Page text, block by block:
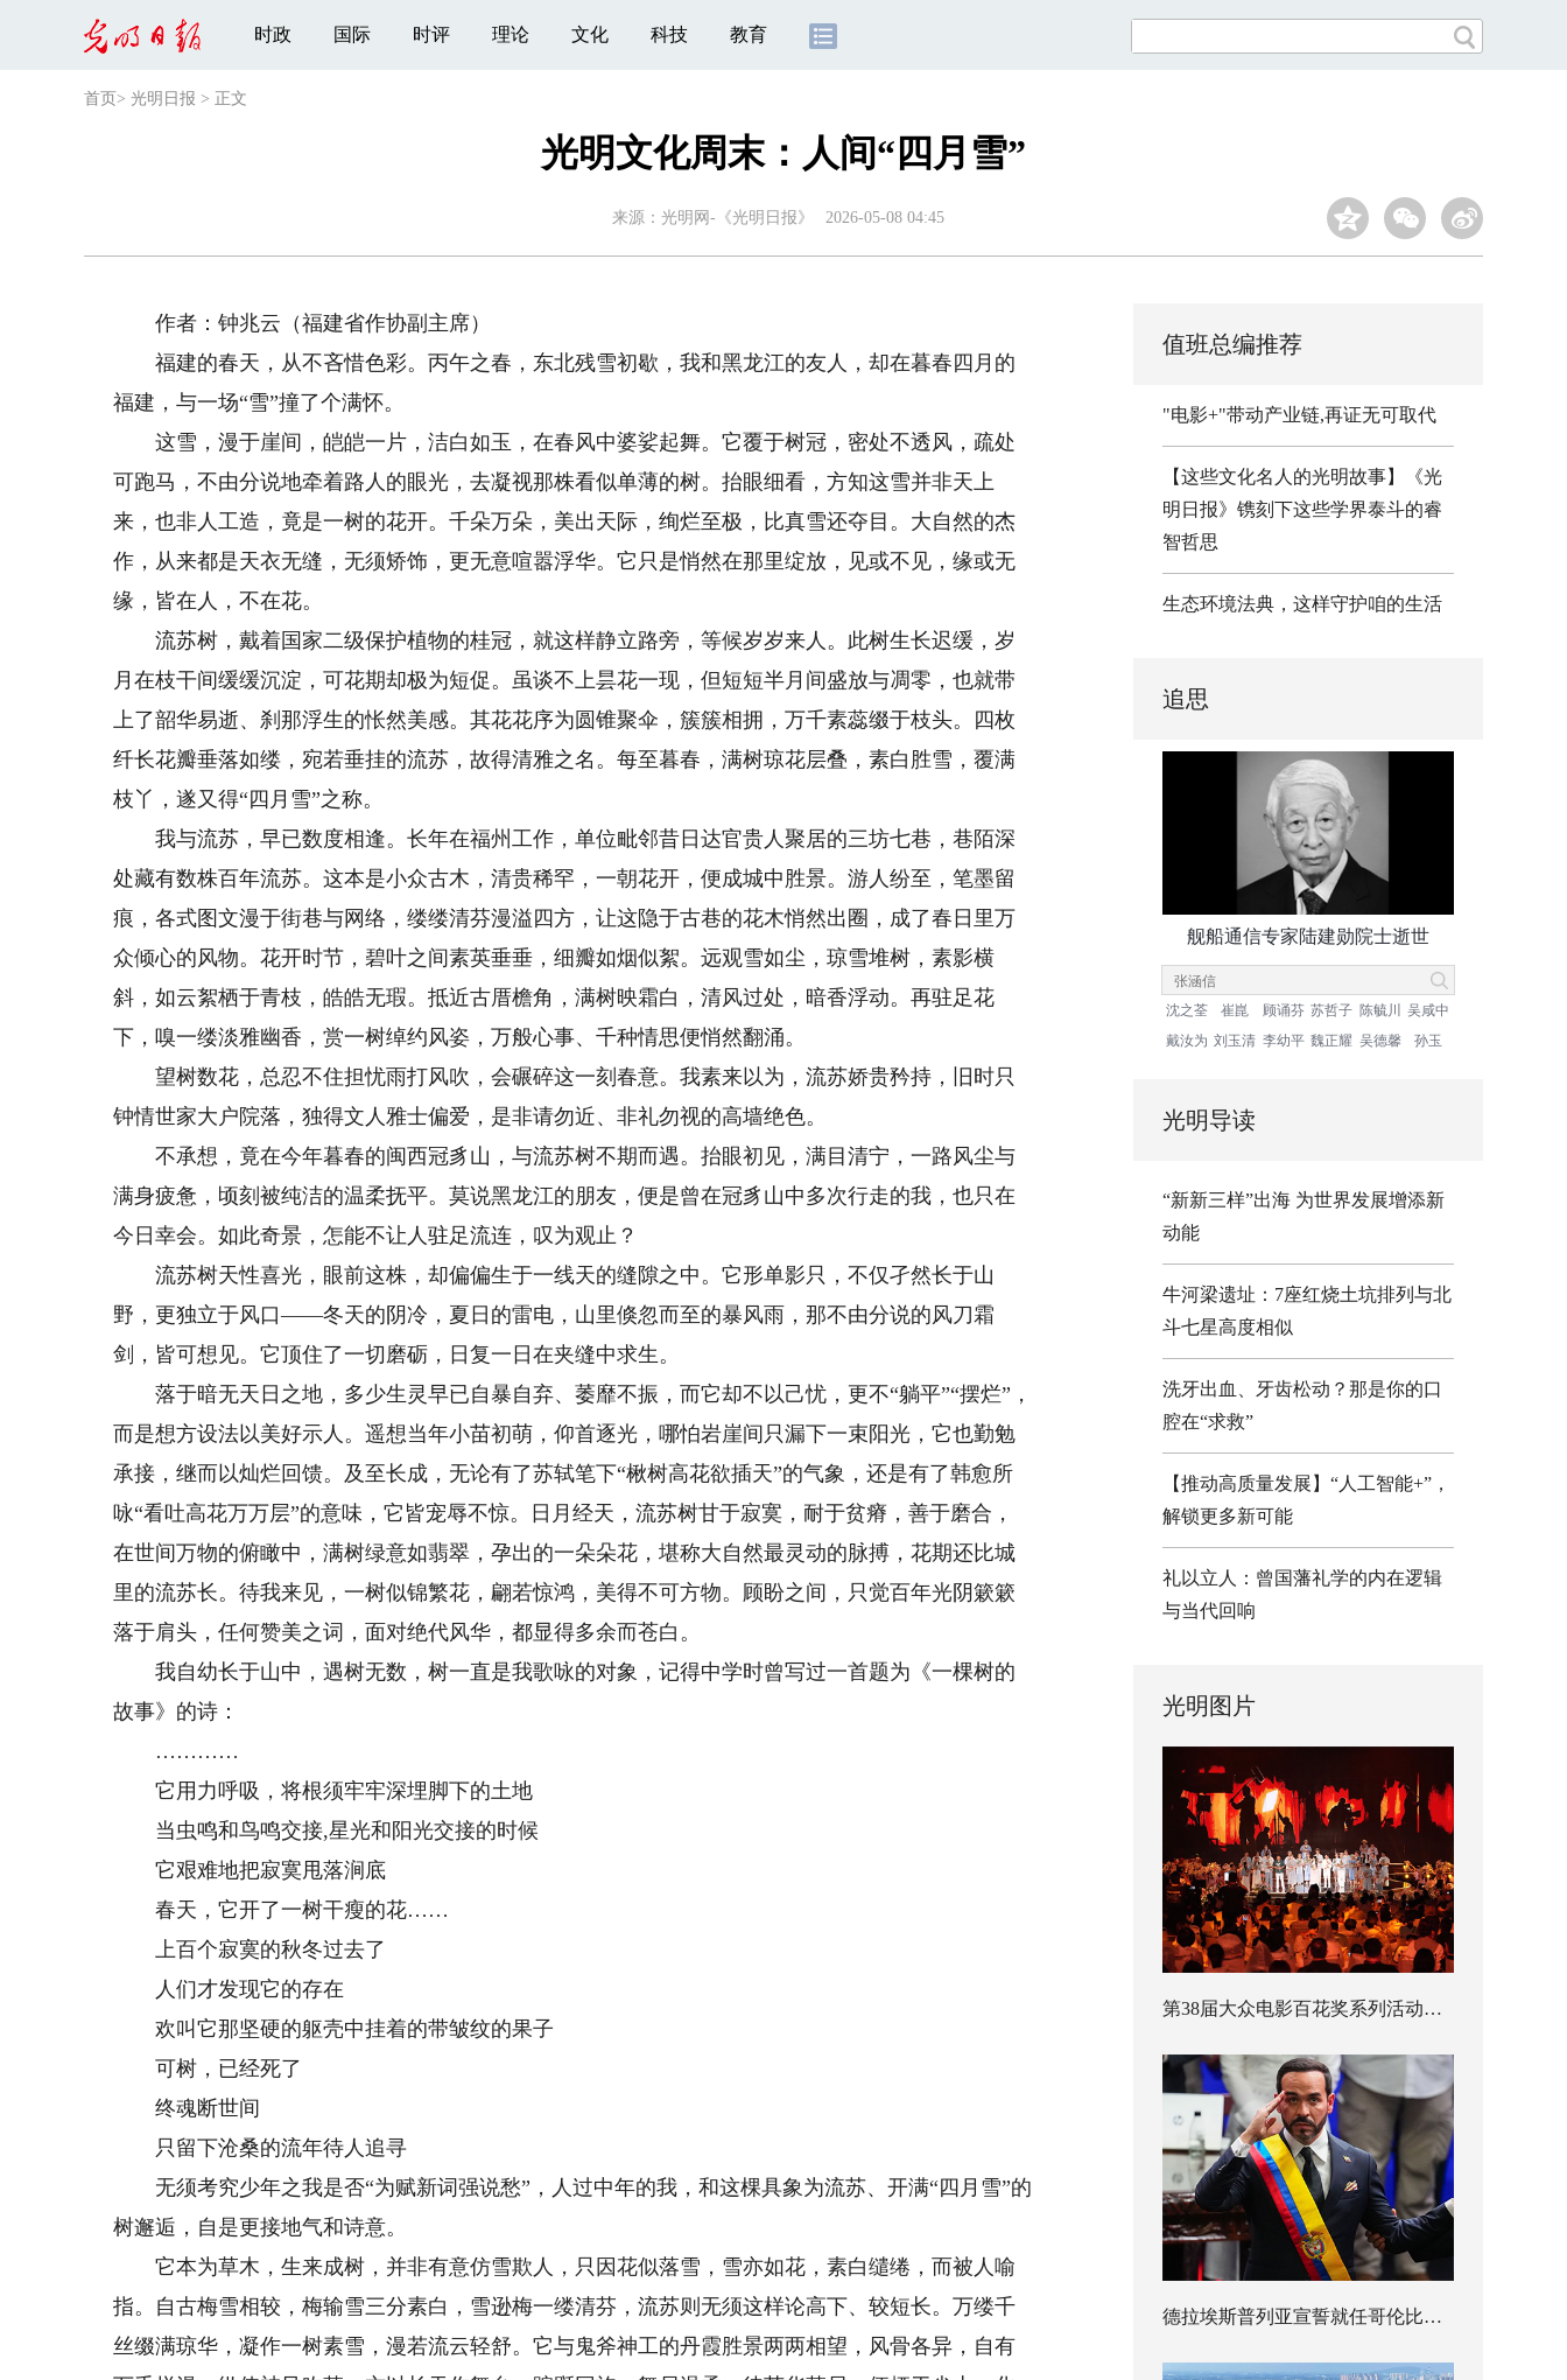
时政 国际 时评 理论 文化 科技 教育
首页 > 光明日报 > 正文
光明文化周末：人间“四月雪”
来源： 光明网-《光明日报》 2026-05-08 04:45
作者：钟兆云（福建省作协副主席）
福建的春天，从不吝惜色彩。丙午之春，东北残雪初歇，我和黑龙江的友人，却在暮春四月的
福建，与一场“雪”撞了个满怀。
这雪，漫于崖间，皑皑一片，洁白如玉，在春风中婆娑起舞。它覆于树冠，密处不透风，疏处
可跑马，不由分说地牵着路人的眼光，去凝视那株看似单薄的树。抬眼细看，方知这雪并非天上
来，也非人工造，竟是一树的花开。千朵万朵，美出天际，绚烂至极，比真雪还夺目。大自然的杰
作，从来都是天衣无缝，无须矫饰，更无意喧嚣浮华。它只是悄然在那里绽放，见或不见，缘或无
缘，皆在人，不在花。
流苏树，戴着国家二级保护植物的桂冠，就这样静立路旁，等候岁岁来人。此树生长迟缓，岁
月在枝干间缓缓沉淀，可花期却极为短促。虽谈不上昙花一现，但短短半月间盛放与凋零，也就带
上了韶华易逝、刹那浮生的怅然美感。其花花序为圆锥聚伞，簇簇相拥，万千素蕊缀于枝头。四枚
纤长花瓣垂落如缕，宛若垂挂的流苏，故得清雅之名。每至暮春，满树琼花层叠，素白胜雪，覆满
枝丫，遂又得“四月雪”之称。
我与流苏，早已数度相逢。长年在福州工作，单位毗邻昔日达官贵人聚居的三坊七巷，巷陌深
处藏有数株百年流苏。这本是小众古木，清贵稀罕，一朝花开，便成城中胜景。游人纷至，笔墨留
痕，各式图文漫于街巷与网络，缕缕清芬漫溢四方，让这隐于古巷的花木悄然出圈，成了春日里万
众倾心的风物。花开时节，碧叶之间素英垂垂，细瓣如烟似絮。远观雪如尘，琼雪堆树，素影横
斜，如云絮栖于青枝，皓皓无瑕。抵近古厝檐角，满树映霜白，清风过处，暗香浮动。再驻足花
下，嗅一缕淡雅幽香，赏一树绰约风姿，万般心事、千种情思便悄然翻涌。
望树数花，总忍不住担忧雨打风吹，会碾碎这一刻春意。我素来以为，流苏娇贵矜持，旧时只
钟情世家大户院落，独得文人雅士偏爱，是非请勿近、非礼勿视的高墙绝色。
不承想，竟在今年暮春的闽西冠豸山，与流苏树不期而遇。抬眼初见，满目清宁，一路风尘与
满身疲惫，顷刻被纯洁的温柔抚平。莫说黑龙江的朋友，便是曾在冠豸山中多次行走的我，也只在
今日幸会。如此奇景，怎能不让人驻足流连，叹为观止？
流苏树天性喜光，眼前这株，却偏偏生于一线天的缝隙之中。它形单影只，不仅孑然长于山
野，更独立于风口——冬天的阴冷，夏日的雷电，山里倏忽而至的暴风雨，那不由分说的风刀霜
剑，皆可想见。它顶住了一切磨砺，日复一日在夹缝中求生。
落于暗无天日之地，多少生灵早已自暴自弃、萎靡不振，而它却不以己忧，更不“躺平”“摆烂”，
而是想方设法以美好示人。遥想当年小苗初萌，仰首逐光，哪怕岩崖间只漏下一束阳光，它也勤勉
承接，继而以灿烂回馈。及至长成，无论有了苏轼笔下“楸树高花欲插天”的气象，还是有了韩愈所
咏“看吐高花万万层”的意味，它皆宠辱不惊。日月经天，流苏树甘于寂寞，耐于贫瘠，善于磨合，
在世间万物的俯瞰中，满树绿意如翡翠，孕出的一朵朵花，堪称大自然最灵动的脉搏，花期还比城
里的流苏长。待我来见，一树似锦繁花，翩若惊鸿，美得不可方物。顾盼之间，只觉百年光阴簌簌
落于肩头，任何赞美之词，面对绝代风华，都显得多余而苍白。
我自幼长于山中，遇树无数，树一直是我歌咏的对象，记得中学时曾写过一首题为《一棵树的
故事》的诗：
…………
它用力呼吸，将根须牢牢深埋脚下的土地
当虫鸣和鸟鸣交接,星光和阳光交接的时候
它艰难地把寂寞甩落涧底
春天，它开了一树干瘦的花……
上百个寂寞的秋冬过去了
人们才发现它的存在
欢叫它那坚硬的躯壳中挂着的带皱纹的果子
可树，已经死了
终魂断世间
只留下沧桑的流年待人追寻
无须考究少年之我是否“为赋新词强说愁”，人过中年的我，和这棵具象为流苏、开满“四月雪”的
树邂逅，自是更接地气和诗意。
它本为草木，生来成树，并非有意仿雪欺人，只因花似落雪，雪亦如花，素白缱绻，而被人喻
指。自古梅雪相较，梅输雪三分素白，雪逊梅一缕清芬，流苏则无须这样论高下、较短长。万缕千
丝缀满琼华，凝作一树素雪，漫若流云轻舒。它与鬼斧神工的丹霞胜景两两相望，风骨各异，自有
值班总编推荐
"电影+"带动产业链,再证无可取代
【这些文化名人的光明故事】《光
明日报》镌刻下这些学界泰斗的睿
智哲思
生态环境法典，这样守护咱的生活
追思
舰船通信专家陆建勋院士逝世
沈之荃 崔崑 顾诵芬 苏哲子 陈毓川
吴咸中
戴汝为 刘玉清 李幼平 魏正耀 吴德馨 孙玉
光明导读
“新新三样”出海 为世界发展增添新
动能
牛河梁遗址：7座红烧土坑排列与北
斗七星高度相似
洗牙出血、牙齿松动？那是你的口
腔在“求救”
【推动高质量发展】“人工智能+”，
解锁更多新可能
礼以立人：曾国藩礼学的内在逻辑
与当代回响
光明图片
第38届大众电影百花奖系列活动开幕
德拉埃斯普列亚宣誓就任哥伦比亚总统